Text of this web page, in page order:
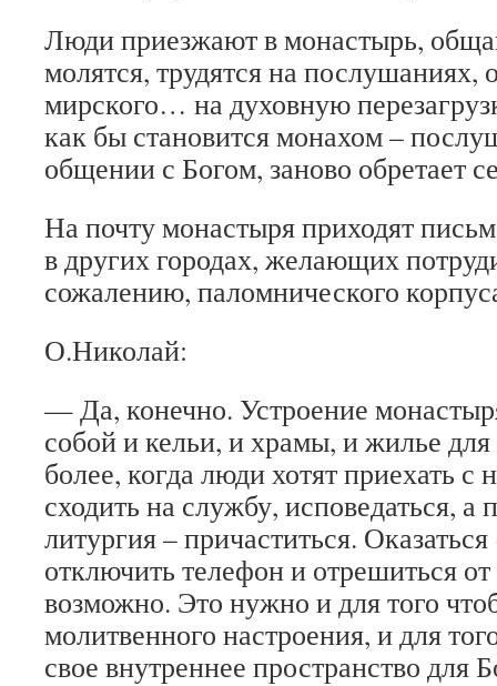
Люди приезжают в монастырь,
молятся, трудятся на послушаниях,
мирского… на духовную
как бы становится монахом –
общении с Богом, заново обретает
На почту монастыря приходят
в других городах, желающих
сожалению, паломнического
О.Николай:
— Да, конечно. Устроение
собой и кельи, и храмы, и жилье
более, когда люди хотят приехать с
сходить на службу, исповедаться, а
литургия – причаститься.
отключить телефон и отрешиться
возможно. Это нужно и для того
молитвенного настроения, и для
свое внутреннее пространство для